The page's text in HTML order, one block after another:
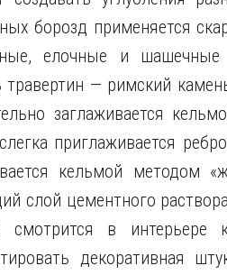
борозд применяется
елочные и шашечные
— римский
заглаживается
приглаживается
кельмой методом
слой цементного
смотрится в интерьере
декоративная